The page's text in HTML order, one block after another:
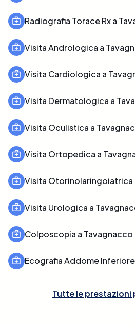
Radiografia Torace Rx a
Visita Andrologica a
Visita Cardiologica a
Visita Dermatologica a
Visita Oculistica a
Visita Ortopedica a
Visita Otorinolaringoiatrica
Visita Urologica a
Colposcopia a Tavagnacco
Ecografia Addome
Tutte le prestazioni